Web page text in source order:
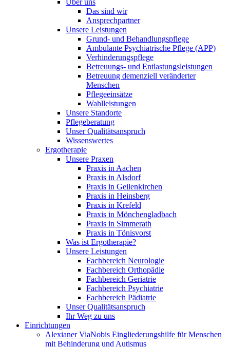
Über uns
Das sind wir
Ansprechpartner
Unsere Leistungen
Grund- und Behandlungspflege
Ambulante Psychiatrische Pflege (APP)
Verhinderungspflege
Betreuungs- und Entlastungsleistungen
Betreuung demenziell veränderter
Menschen
Pflegeeinsätze
Wahlleistungen
Unsere Standorte
Pflegeberatung
Unser Qualitätsanspruch
Wissenswertes
Ergotherapie
Unsere Praxen
Praxis in Aachen
Praxis in Alsdorf
Praxis in Geilenkirchen
Praxis in Heinsberg
Praxis in Krefeld
Praxis in Mönchengladbach
Praxis in Simmerath
Praxis in Tönisvorst
Was ist Ergotherapie?
Unsere Leistungen
Fachbereich Neurologie
Fachbereich Orthopädie
Fachbereich Geriatrie
Fachbereich Psychiatrie
Fachbereich Pädiatrie
Unser Qualitätsanspruch
Ihr Weg zu uns
Einrichtungen
Alexianer ViaNobis Eingliederungshilfe für Menschen
mit Behinderung und Autismus